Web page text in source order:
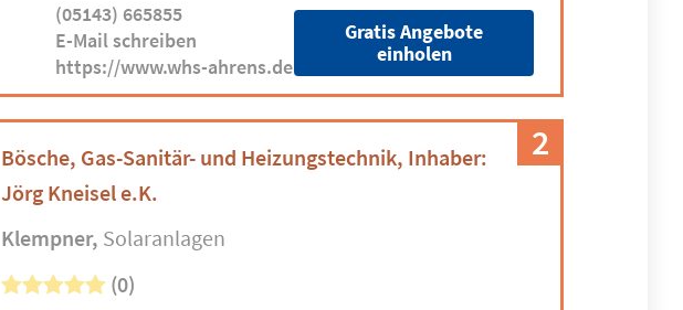
(05143) 665855
E-Mail schreiben
https://www.whs-ahrens.de
Gratis Angebote
einholen
2
Bösche, Gas-Sanitär- und Heizungstechnik, Inhaber:
Jörg Kneisel e.K.
Klempner Solaranlagen
(0)